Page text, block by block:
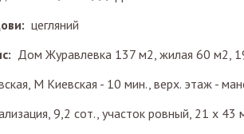
цегляний
Дом Журавлевка 137 м2, жилая 60 м2,
М Киевская - 10 мин., верх. этаж -
9,2 сот., участок ровный, 21 х 43